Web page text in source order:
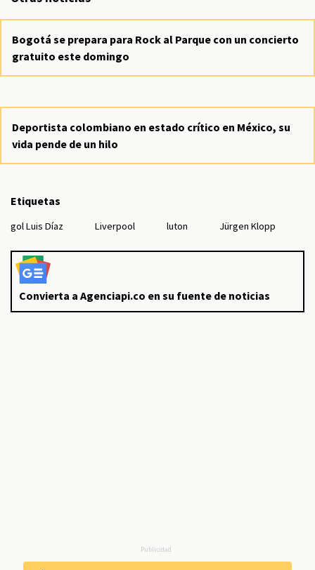
Bogotá se prepara para Rock al Parque con un concierto
gratuito este domingo
Deportista colombiano en estado crítico en México, su
vida pende de un hilo
Etiquetas
gol Luis Díaz Liverpool luton Jürgen Klopp
Convierta a Agenciapi.co en su fuente de noticias
Publicidad